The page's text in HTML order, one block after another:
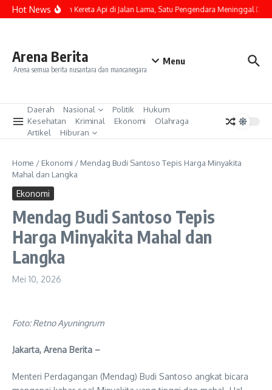
Lewati ke konten
Hot News
Kecelakaan Kereta Api di Jalan Lama, Satu Pengendara Meninggal Dunia
Arena Berita
Arena semua berita nusantara dan mancanegara
Menu
Daerah Nasional Politik
Hukum
Kesehatan
Kriminal Ekonomi
Olahraga
Artikel
Hiburan
Home / Ekonomi / Mendag Budi Santoso Tepis Harga Minyakita
Mahal dan Langka
Ekonomi
Mendag Budi Santoso Tepis
Harga Minyakita Mahal dan
Langka
Mei 10, 2026
Foto: Retno Ayuningrum
Jakarta, Arena Berita –
Menteri Perdagangan (Mendag) Budi Santoso angkat bicara